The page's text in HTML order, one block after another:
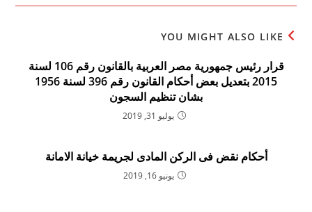
YOU MIGHT ALSO LIKE
قرار رئيس جمهورية مصر العربية بالقانون رقم 106 لسنة
2015 بتعديل بعض أحكام القانون رقم 396 لسنة 1956
بشان تنظيم السجون
يوليو 31, 2019
أحكام نقض فى الركن المادى لجريمة خيانة الامانة
يونيو 16, 2019